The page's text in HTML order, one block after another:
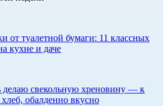
от туалетной бумаги: 11 классных
кухне и даче
делаю свекольную хреновину — к
обалденно вкусно